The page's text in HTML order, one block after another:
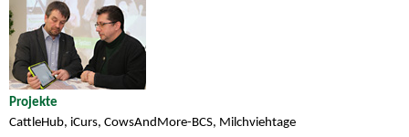
Projekte
CattleHub, iCurs, CowsAndMore-BCS, Milchviehtage